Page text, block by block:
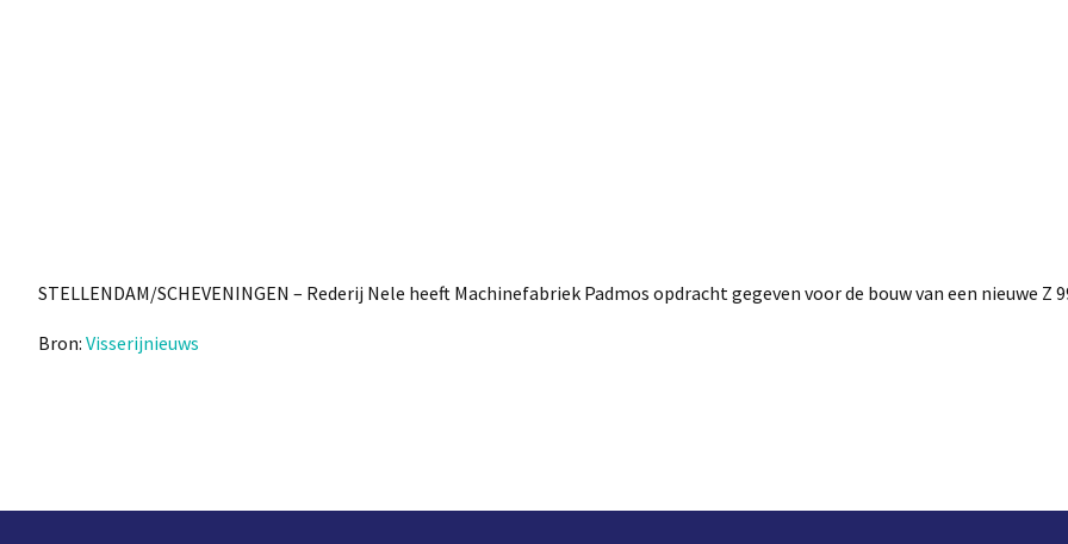
STELLENDAM/SCHEVENINGEN – Rederij Nele heeft Machinefabriek Padmos opdracht gegeven voor de bouw van een nieuwe Z
Bron: Visserijnieuws